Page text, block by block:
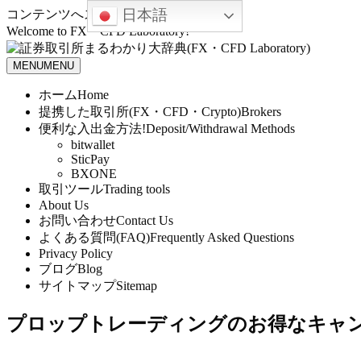
コンテンツへスキップ
Welcome to FX・CFD Laboratory!
MENUMENU
ホームHome
提携した取引所(FX・CFD・Crypto)Brokers
便利な入出金方法!Deposit/Withdrawal Methods
bitwallet
SticPay
BXONE
取引ツールTrading tools
About Us
お問い合わせContact Us
よくある質問(FAQ)Frequently Asked Questions
Privacy Policy
ブログBlog
サイトマップSitemap
プロップトレーディングのお得なキャ
日本語